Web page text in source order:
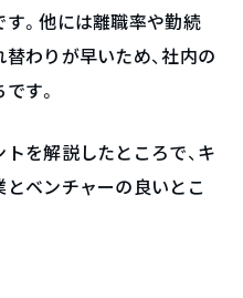
。他には離職率や勤続
わりが早いため、社内の
す。
を解説したところで、キ
ベンチャーの良いとこ